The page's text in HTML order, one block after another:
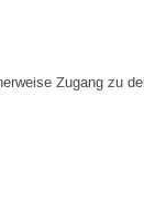
Zugang zu